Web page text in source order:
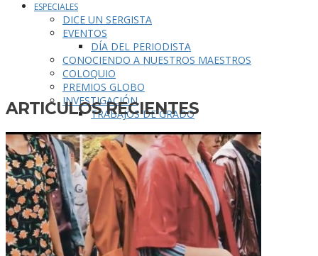
ESPECIALES
DICE UN SERGISTA
EVENTOS
DÍA DEL PERIODISTA
CONOCIENDO A NUESTROS MAESTROS
COLOQUIO
PREMIOS GLOBO
INVESTIGACIÓN
TRABAJOS DE GRADO
ARTICULOS RECIENTES